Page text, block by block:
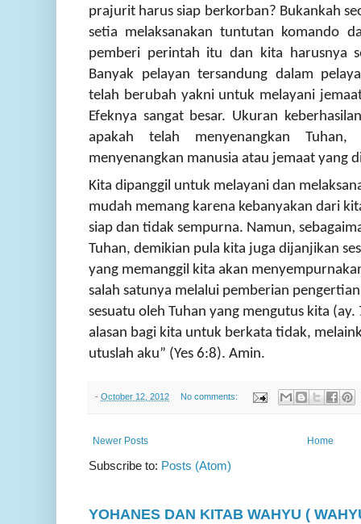
prajurit harus siap berkorban? Bukankah
setia melaksanakan tuntutan komando
pemberi perintah itu dan kita harusnya
Banyak pelayan tersandung dalam
telah berubah yakni untuk melayani
Efeknya sangat besar. Ukuran
apakah telah menyenangkan
menyenangkan manusia atau jemaat yang
Kita dipanggil untuk melayani dan
mudah memang karena kebanyakan dari
siap dan tidak sempurna. Namun,
Tuhan, demikian pula kita juga dijanjikan
yang memanggil kita akan
salah satunya melalui pemberian
sesuatu oleh Tuhan yang mengutus kita
alasan bagi kita untuk berkata tidak,
utuslah aku” (Yes 6:8). Amin.
- October 12, 2012 No comments:
Newer Posts Home
Subscribe to: Posts (Atom)
YOHANES DAN KITAB WAHYU (